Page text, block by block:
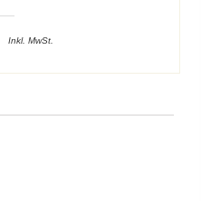
Inkl. MwSt.